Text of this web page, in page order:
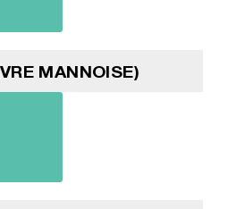
MANNOISE)